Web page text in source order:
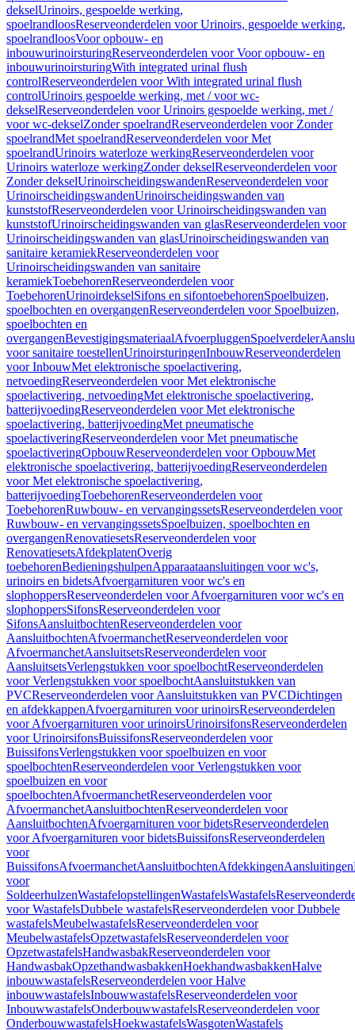
dekselUrinoirs, gespoelde werking,
spoelrandloosReserveonderdelen voor Urinoirs, gespoelde werking,
spoelrandloosVoor opbouw- en
inbouwurinoirsturingReserveonderdelen voor Voor opbouw- en
inbouwurinoirsturingWith integrated urinal flush
controlReserveonderdelen voor With integrated urinal flush
controlUrinoirs gespoelde werking, met / voor wc-
dekselReserveonderdelen voor Urinoirs gespoelde werking, met /
voor wc-dekselZonder spoelrandReserveonderdelen voor Zonder
spoelrandMet spoelrandReserveonderdelen voor Met
spoelrandUrinoirs waterloze werkingReserveonderdelen voor
Urinoirs waterloze werkingZonder dekselReserveonderdelen voor
Zonder dekselUrinoirscheidingswandenReserveonderdelen voor
UrinoirscheidingswandenUrinoirscheidingswanden van
kunststofReserveonderdelen voor Urinoirscheidingswanden van
kunststofUrinoirscheidingswanden van glasReserveonderdelen voor
Urinoirscheidingswanden van glasUrinoirscheidingswanden van
sanitaire keramiekReserveonderdelen voor
Urinoirscheidingswanden van sanitaire
keramiekToebehorenReserveonderdelen voor
ToebehorenUrinoirdekselSifons en sifontoebehorenSpoelbuizen,
spoelbochten en overgangenReserveonderdelen voor Spoelbuizen,
spoelbochten en
overgangenBevestigingsmateriaalAfvoerpluggenSpoelverdeler
voor sanitaire toestellenUrinoirsturingenInbouwReserveonderdelen
voor InbouwMet elektronische spoelactivering,
netvoedingReserveonderdelen voor Met elektronische
spoelactivering, netvoedingMet elektronische spoelactivering,
batterijvoedingReserveonderdelen voor Met elektronische
spoelactivering, batterijvoedingMet pneumatische
spoelactiveringReserveonderdelen voor Met pneumatische
spoelactiveringOpbouwReserveonderdelen voor OpbouwMet
elektronische spoelactivering, batterijvoedingReserveonderdelen
voor Met elektronische spoelactivering,
batterijvoedingToebehorenReserveonderdelen voor
ToebehorenRuwbouw- en vervangingssetsReserveonderdelen voor
Ruwbouw- en vervangingssetsSpoelbuizen, spoelbochten en
overgangenRenovatiesetsReserveonderdelen voor
RenovatiesetsAfdekplatenOverig
toebehorenBedieningshulpenApparaataansluitingen voor wc's,
urinoirs en bidetsAfvoergarnituren voor wc's en
slophoppersReserveonderdelen voor Afvoergarnituren voor wc's en
slophoppersSifonsReserveonderdelen voor
SifonsAansluitbochtenReserveonderdelen voor
AansluitbochtenAfvoermanchetReserveonderdelen voor
AfvoermanchetAansluitsetsReserveonderdelen voor
AansluitsetsVerlengstukken voor spoelbochtReserveonderdelen
voor Verlengstukken voor spoelbochtAansluitstukken van
PVCReserveonderdelen voor Aansluitstukken van PVCDichtingen
en afdekkappenAfvoergarnituren voor urinoirsReserveonderdelen
voor Afvoergarnituren voor urinoirsUrinoirsifonsReserveonderdelen
voor UrinoirsifonsBuissifonsReserveonderdelen voor
BuissifonsVerlengstukken voor spoelbuizen en voor
spoelbochtenReserveonderdelen voor Verlengstukken voor
spoelbuizen en voor
spoelbochtenAfvoermanchetReserveonderdelen voor
AfvoermanchetAansluitbochtenReserveonderdelen voor
AansluitbochtenAfvoergarnituren voor bidetsReserveonderdelen
voor Afvoergarnituren voor bidetsBuissifonsReserveonderdelen
voor
BuissifonsAfvoermanchetAansluitbochtenAfdekkingenAansluitingen
voor
SoldeerhulzenWastafelopstellingenWastafelsWastafels
voor WastafelsDubbele wastafelsReserveonderdelen voor Dubbele
wastafelsMeubelwastafelsReserveonderdelen voor
MeubelwastafelsOpzetwastafelsReserveonderdelen voor
OpzetwastafelsHandwasbakReserveonderdelen voor
HandwasbakOpzethandwasbakkenHoekhandwasbakkenHalve
inbouwwastafelsReserveonderdelen voor Halve
inbouwwastafelsInbouwwastafelsReserveonderdelen voor
InbouwwastafelsOnderbouwwastafelsReserveonderdelen voor
OnderbouwwastafelsHoekwastafelsWasgotenWastafels